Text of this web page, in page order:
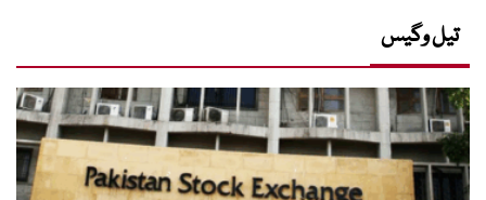
تیل وگیس